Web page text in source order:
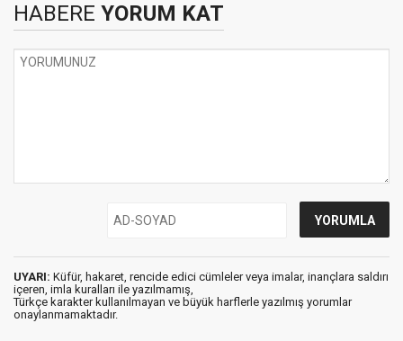
HABERE YORUM KAT
UYARI: Küfür, hakaret, rencide edici cümleler veya imalar, inançlara saldırı
içeren, imla kuralları ile yazılmamış,
Türkçe karakter kullanılmayan ve büyük harflerle yazılmış yorumlar
onaylanmamaktadır.